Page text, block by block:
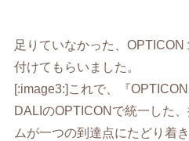
足りていなかった、OPTICON
付けてもらいました。
[:image3:]これで、『
DALIのOPTICONで統一した
ムが一つの到達点にたどり着き